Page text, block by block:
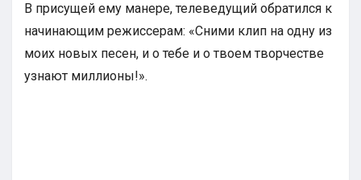
В присущей ему манере, телеведущий обратился к
начинающим режиссерам: «Сними клип на одну из
моих новых песен, и о тебе и о твоем творчестве
узнают миллионы!».